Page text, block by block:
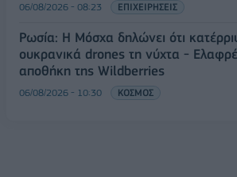
06/08/2026 - 08:23 ΕΠΙΧΕΙΡΗΣΕΙΣ
Ρωσία: Η Μόσχα δηλώνει ότι
ουκρανικά drones τη νύχτα -
αποθήκη της Wildberries
06/08/2026 - 10:30 ΚΟΣΜΟΣ